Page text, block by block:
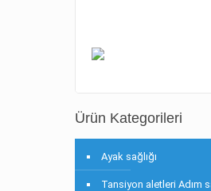
Ürün Kategorileri
Ayak sağlığı
Tansiyon aletleri Adım